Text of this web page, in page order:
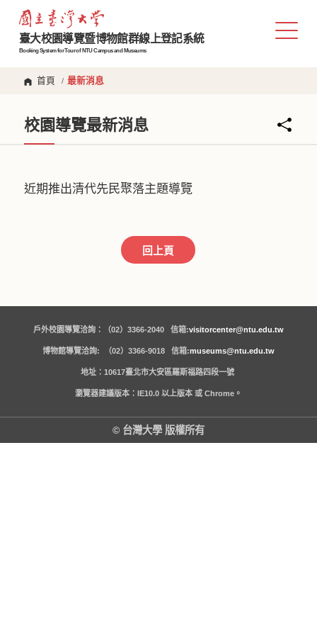
臺大校園導覽暨博物館群線上登記系統
Booking System for Tour of NTU Campus and Museums
首頁 / 最新消息
校園導覽最新消息
近期推出清代先民聚落主題導覽
回上頁
戶外校園導覽洽詢：（02）3366-2040 信箱:visitorcenter@ntu.edu.tw
博物館導覽洽詢: （02）3366-9018 信箱:museums@ntu.edu.tw
地址：10617臺北市大安區羅斯福路四段一號
瀏覽器建議版本：IE10.0 以上版本 或 Chrome。
© 台灣大學 版權所有